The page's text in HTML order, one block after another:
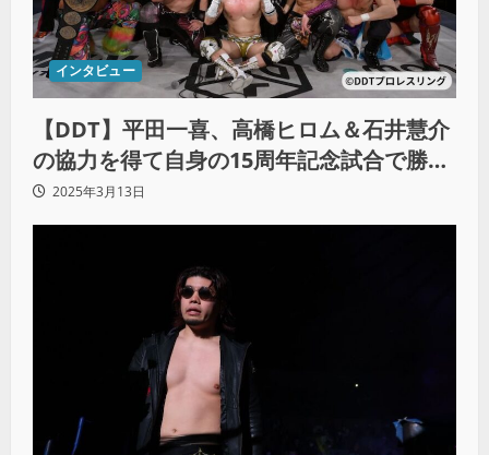
インタビュー
【DDT】平田一喜、高橋ヒロム＆石井慧介
の協力を得て自身の15周年記念試合で勝
利！2025年3月13日